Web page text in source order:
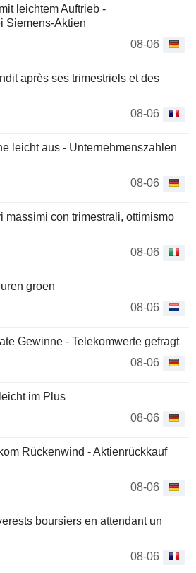
leichtem Auftrieb -
Siemens-Aktien
08-06
après ses trimestriels et des
08-06
leicht aus - Unternehmenszahlen
08-06
massimi con trimestrali, ottimismo
08-06
groen
08-06
Gewinne - Telekomwerte gefragt
08-06
im Plus
08-06
Rückenwind - Aktienrückkauf
08-06
boursiers en attendant un
08-06